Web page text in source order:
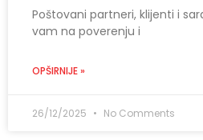
Poštovani partneri, klijenti i
vam na poverenju i
OPŠIRNIJE »
26/12/2025 No Comments